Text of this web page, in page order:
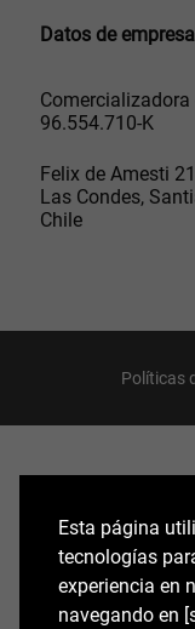
Esta página
tecnologías
experiencia en
navegando en
Esta página
tecnologías
experiencia en
navegando en
Datos de empresa
96.554.710-K
Felix de Amesti
Las Condes,
Chile
Políticas